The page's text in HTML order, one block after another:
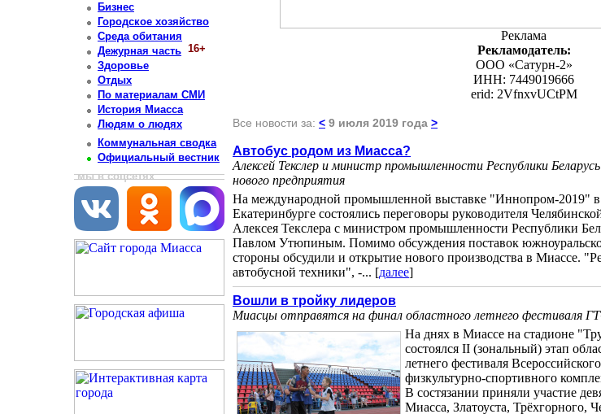
Бизнес
Городское хозяйство
Среда обитания
Дежурная часть 16+
Здоровье
Отдых
По материалам СМИ
История Миасса
Людям о людях
Коммунальная сводка
Официальный вестник
мы в соцсетях
Реклама
Рекламодатель:
ООО «Сатурн-2»
ИНН: 7449019666
erid: 2VfnxvUCtPM
Все новости за: < 9 июля 2019 года >
Автобус родом из Миасса?
Алексей Текслер и министр промышленности Республики
нового предприятия
На международной промышленной выставке "Иннопром-2019" в
Екатеринбурге состоялись переговоры руководителя
Алексея Текслера с министром промышленности Республики
Павлом Утюпиным. Помимо обсуждения поставок
стороны обсудили и открытие нового производства в Миассе.
автобусной техники", -... [далее]
Вошли в тройку лидеров
Миасцы отправятся на финал областного летнего фестиваля
На днях в Миассе на стадионе
состоялся II (зональный) этап
летнего фестиваля Всероссийского
физкультурно-спортивного
В состязании приняли участие
Миасса, Златоуста, Трёхгорного,